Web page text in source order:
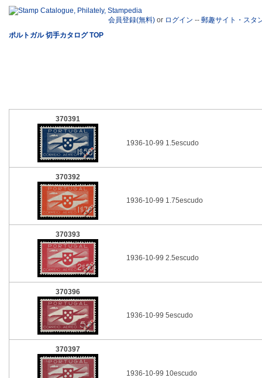
会員登録(無料) or ログイン -- 郵趣サイト・スタ
ポルトガル 切手カタログ TOP
370391
1936-10-99 1.5escudo
370392
1936-10-99 1.75escudo
370393
1936-10-99 2.5escudo
370396
1936-10-99 5escudo
370397
1936-10-99 10escudo